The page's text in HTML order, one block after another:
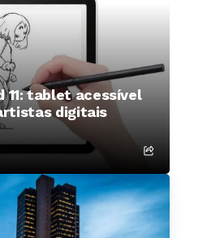
11: tablet acessível
digitais